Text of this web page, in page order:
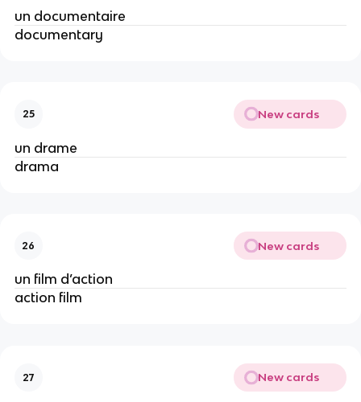
un documentaire
documentary
25 New cards
un drame
drama
26 New cards
un film d’action
action film
27 New cards